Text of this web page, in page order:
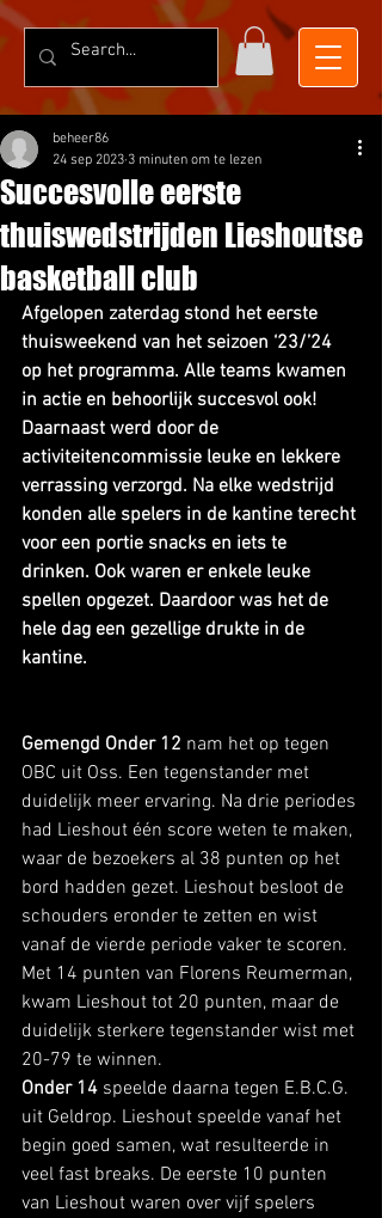
Succesvolle eerste
thuiswedstrijden Lieshoutse
basketball club
beheer86
24 sep 2023 3 minuten om te lezen
Afgelopen zaterdag stond het eerste
thuisweekend van het seizoen ‘23/’24
op het programma. Alle teams kwamen
in actie en behoorlijk succesvol ook!
Daarnaast werd door de
activiteitencommissie leuke en lekkere
verrassing verzorgd. Na elke wedstrijd
konden alle spelers in de kantine terecht
voor een portie snacks en iets te
drinken. Ook waren er enkele leuke
spellen opgezet. Daardoor was het de
hele dag een gezellige drukte in de
kantine.
Gemengd Onder 12 nam het op tegen
OBC uit Oss. Een tegenstander met
duidelijk meer ervaring. Na drie periodes
had Lieshout één score weten te maken,
waar de bezoekers al 38 punten op het
bord hadden gezet. Lieshout besloot de
schouders eronder te zetten en wist
vanaf de vierde periode vaker te scoren.
Met 14 punten van Florens Reumerman,
kwam Lieshout tot 20 punten, maar de
duidelijk sterkere tegenstander wist met
20-79 te winnen.
Onder 14 speelde daarna tegen E.B.C.G.
uit Geldrop. Lieshout speelde vanaf het
begin goed samen, wat resulteerde in
veel fast breaks. De eerste 10 punten
van Lieshout waren over vijf spelers